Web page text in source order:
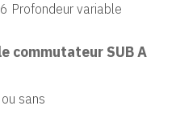
Profondeur variable
commutateur SUB A
sans